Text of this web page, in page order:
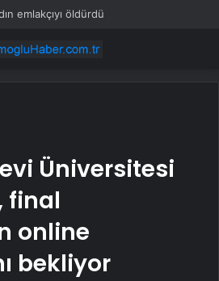
emlakçıyı öldürdü
Üniversitesi
final
online
bekliyor